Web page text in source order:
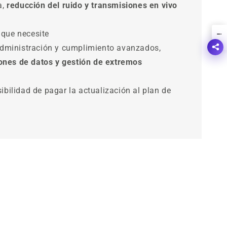
reducción del ruido y transmisiones en vivo
necesite
y cumplimiento avanzados,
de datos y gestión de extremos
de pagar la actualización al plan de
!